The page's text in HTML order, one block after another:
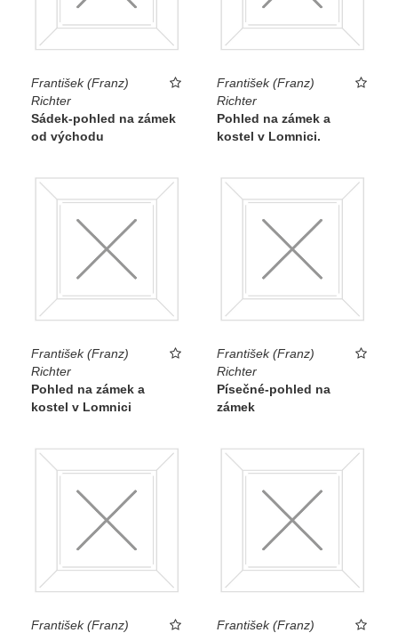
František (Franz)
Richter
Sádek-pohled na zámek
od východu
František (Franz)
Richter
Pohled na zámek a
kostel v Lomnici.
František (Franz)
Richter
Pohled na zámek a
kostel v Lomnici
František (Franz)
Richter
Písečné-pohled na
zámek
František (Franz)
František (Franz)